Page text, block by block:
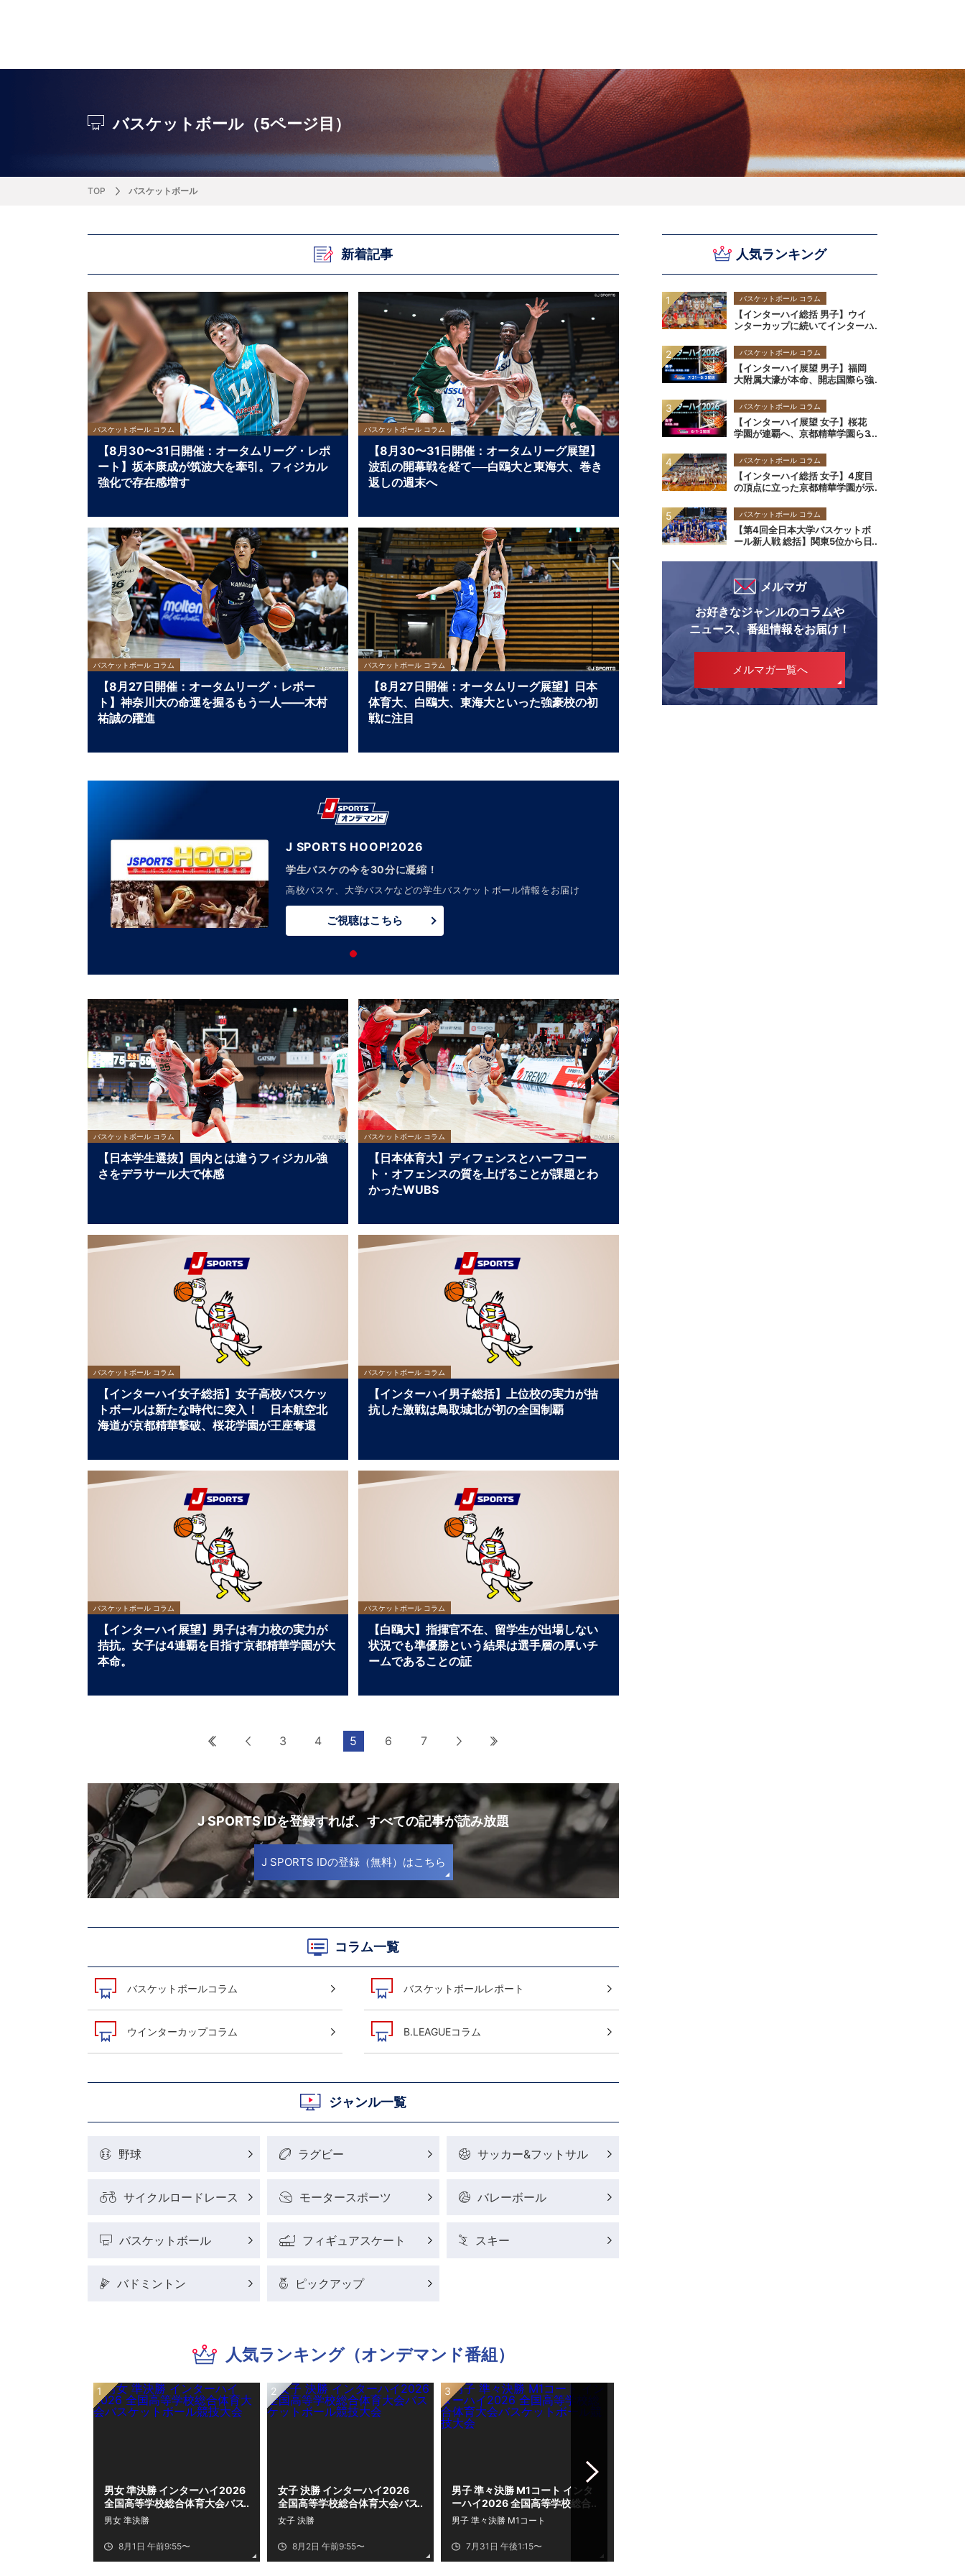
ウィンタースポーツコラム クライミングコラム ハンドボールコラム
困難突破トーク スポーツレポート J SPORTSプロデューサーコラム
それぞれの4年間 ～冬の一瞬に縣ける女性ア
バド×レポ
ブラボー！！モーグル 鳥人たちの賛歌 W杯スキージャンプ
WE ARE SNOW JAPAN ～若きアルペンスキ
ー日本代表の素顔～
フィギュアスケートレポート 小塚崇彦のフィギュアスケートラボ フィギュア通信
フィギュアスケートーーク スケオタデイズ J SPORTS出張所
木戸先生直伝！今からでも間に合うアイスダ
バスケットボールレポート ウインターカップコラム B.LEAGUEコラム
バレーボールコラム まるっとアンサー
モータースポーツコラム F1コラム 今日も今日とてプッシュ＆ルーズ
Mr.フクイのものしり長者 de WRC ! 裏しま物語 SUPER GT あの瞬間
小暮卓史が小暮卓史について語る小暮卓史の
サイクルロードレースレポート ツール・ド・フランス サイクルNEWS
ツールに恋して～珠玉のストーリー21選～ しゅ～くり～むら 輪生相談
粕谷秀樹のOWN GOAL，FINE GOAL 粕谷秀樹のFoot！20周年ヒストリー 後藤健生コラム
元川悦子コラム プレミアリーグコラム 土屋雅史コラム 木村浩嗣コラム
ラグビーレポート 楕円球のある光景 元トップリーガーの今
be rugby ～ラグビーであれ～ ラグビーニュース ラグビーW杯2023出場国紹介 “最強ラガーマン”列伝 ～ラグビーW杯2023～
野球好きコラム MLBを観に行こう！ Do ya love Baseball?
MLB nation 日本人先発投手プレビュー
バスケットボール（5ページ目）
TOP バスケットボール
人気ランキング
バスケットボール コラム
【インターハイ総括 男子】ウイ
ンターカップに続いてインターハ
た「総合力」の価値
バスケットボール コラム
【インターハイ展望 男子】福岡
大附属大濠が本命、開志国際ら強
バスケットボール コラム
【インターハイ展望 女子】桜花
学園が連覇へ、京都精華学園ら3
バスケットボール コラム
【インターハイ総括 女子】4度目
の頂点に立った京都精華学園が示
バスケットボール コラム
【第4回全日本大学バスケットボ
ール新人戦 総括】関東5位から日
のサプライズ
メルマガ
お好きなジャンルのコラムや
ニュース、番組情報をお届け！
メルマガ一覧へ
新着記事
バスケットボール コラム
【8月30〜31日開催：オータムリーグ・レポ
ート】坂本康成が筑波大を牽引。フィジカル
強化で存在感増す
バスケットボール コラム
【8月30〜31日開催：オータムリーグ展望】
波乱の開幕戦を経て──白鴎大と東海大、巻き
返しの週末へ
バスケットボール コラム
【8月27日開催：オータムリーグ・レポー
ト】神奈川大の命運を握るもう一人――木村
祐誠の躍進
バスケットボール コラム
【8月27日開催：オータムリーグ展望】日本
体育大、白鴎大、東海大といった強豪校の初
戦に注目
J SPORTS HOOP!2026
学生バスケの今を30分に凝縮！
高校バスケ、大学バスケなどの学生バスケットボール情報をお届け
ご視聴はこちら
バスケットボール コラム
【日本学生選抜】国内とは違うフィジカル強
さをデラサール大で体感
バスケットボール コラム
【日本体育大】ディフェンスとハーフコー
ト・オフェンスの質を上げることが課題とわ
かったWUBS
バスケットボール コラム
【インターハイ女子総括】女子高校バスケッ
トボールは新たな時代に突入！ 日本航空北
海道が京都精華撃破、桜花学園が王座奪還
バスケットボール コラム
【インターハイ男子総括】上位校の実力が拮
抗した激戦は鳥取城北が初の全国制覇
バスケットボール コラム
【インターハイ展望】男子は有力校の実力が
拮抗。女子は4連覇を目指す京都精華学園が大
本命。
バスケットボール コラム
【白鴎大】指揮官不在、留学生が出場しない
状況でも準優勝という結果は選手層の厚いチ
ームであることの証
最初へ 前へ
3 4 5 6 7 次へ
J SPORTS IDを登録すれば、すべての記事が読み放題
J SPORTS IDの登録（無料）はこちら
コラム一覧
バスケットボールコラム バスケットボールレポート
ウインターカップコラム B.LEAGUEコラム
ジャンル一覧
野球 ラグビー サッカー&フットサル
サイクルロードレース モータースポーツ バレーボール
バスケットボール フィギュアスケート スキー
バドミントン ピックアップ
人気ランキング（オンデマンド番組）
男女 準決勝 インターハイ2026
全国高等学校総合体育大会バス
ケットボール競技大会
8月1日 午前9:55〜
男女 準決勝
女子 決勝 インターハイ2026
全国高等学校総合体育大会バス
ケットボール競技大会
8月2日 午前9:55〜
女子 決勝
男子 準々決勝 M1コート インタ
ーハイ2026 全国高等学校総合
体育大会バスケットボール競技
大会
7月31日 午後1:15〜
男子 準々決勝 M1コート
Next